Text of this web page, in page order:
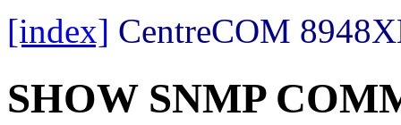
[index] CentreCOM
SHOW SNMP